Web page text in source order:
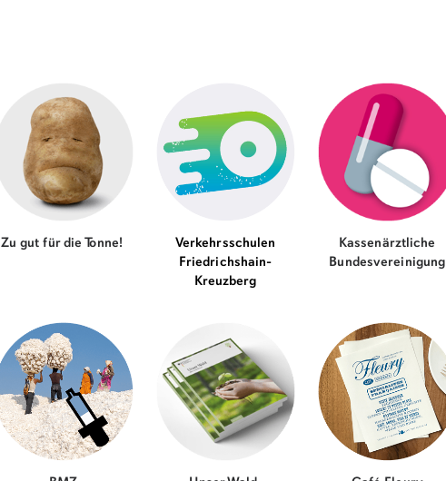
Zu gut für die Tonne!
Verkehrsschulen
Friedrichshain-
Kreuzberg
Kassenärztliche
Bundesvereinigung